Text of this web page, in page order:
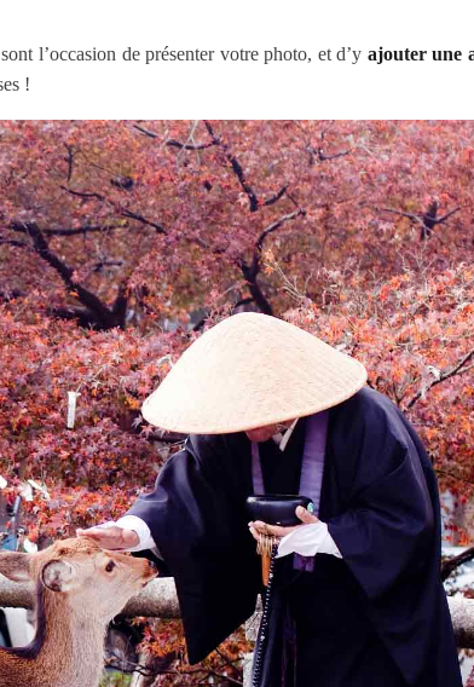
l’occasion de présenter votre photo, et d’y ajouter une
!